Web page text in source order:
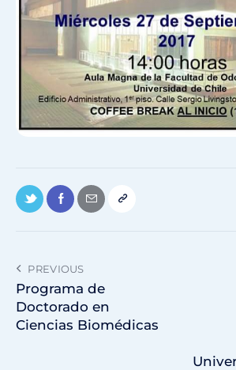
PREVIOUS
Programa de
Doctorado en
Ciencias Biomédicas